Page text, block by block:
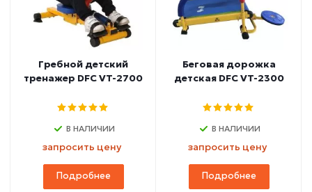
Гребной детский
тренажер DFC VT-2700
В НАЛИЧИИ
запросить цену
Подробнее
Беговая дорожка
детская DFC VT-2300
В НАЛИЧИИ
запросить цену
Подробнее